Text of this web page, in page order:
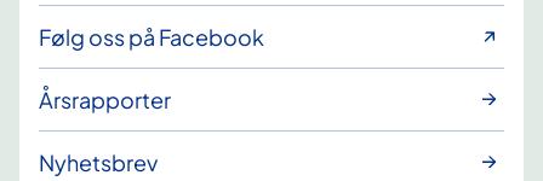
Følg oss på Facebook
Årsrapporter
Nyhetsbrev